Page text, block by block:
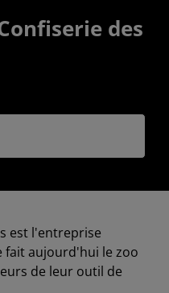
des
est l'entreprise
fait aujourd'hui le zoo
de leur outil de